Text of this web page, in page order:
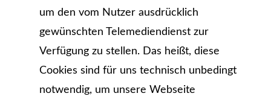
um den vom Nutzer ausdrücklich
gewünschten Telemediendienst zur
Verfügung zu stellen. Das heißt, diese
Cookies sind für uns technisch unbedingt
notwendig, um unsere Webseite